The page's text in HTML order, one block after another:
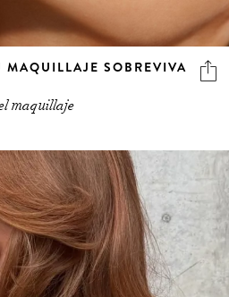
SOBREVIVA
maquillaje